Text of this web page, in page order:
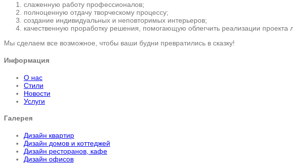
слаженную работу профессионалов;
полноценную отдачу творческому процессу;
создание индивидуальных и неповторимых интерьеров;
качественную проработку решения, помогающую облегчить реализации проекта
Мы сделаем все возможное, чтобы ваши будни превратились в сказку!
Информация
О нас
Стили
Новости
Услуги
Галерея
Дизайн квартир
Дизайн домов и коттеджей
Дизайн ресторанов, кафе
Дизайн офисов